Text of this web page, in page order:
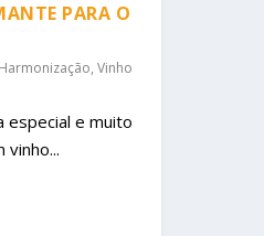
PARA O
Harmonização,Vinho
especial e muito